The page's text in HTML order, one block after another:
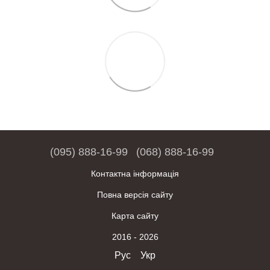
(095) 888-16-99 (068) 888-16-99
Контактна інформація
Повна версія сайту
Карта сайту
2016 - 2026
Рус Укр